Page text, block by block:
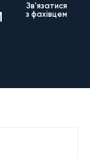
Зв'язатися
з фахівцем